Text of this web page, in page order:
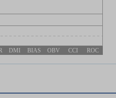
DMI BIAS OBV CCI ROC